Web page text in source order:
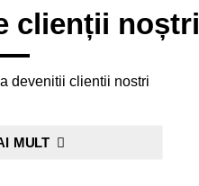
clienții noștri
devenitii clientii nostri
MULT